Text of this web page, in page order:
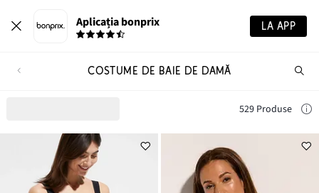
Aplicația bonprix LA APP
COSTUME DE BAIE DE DAMĂ
529 Produse